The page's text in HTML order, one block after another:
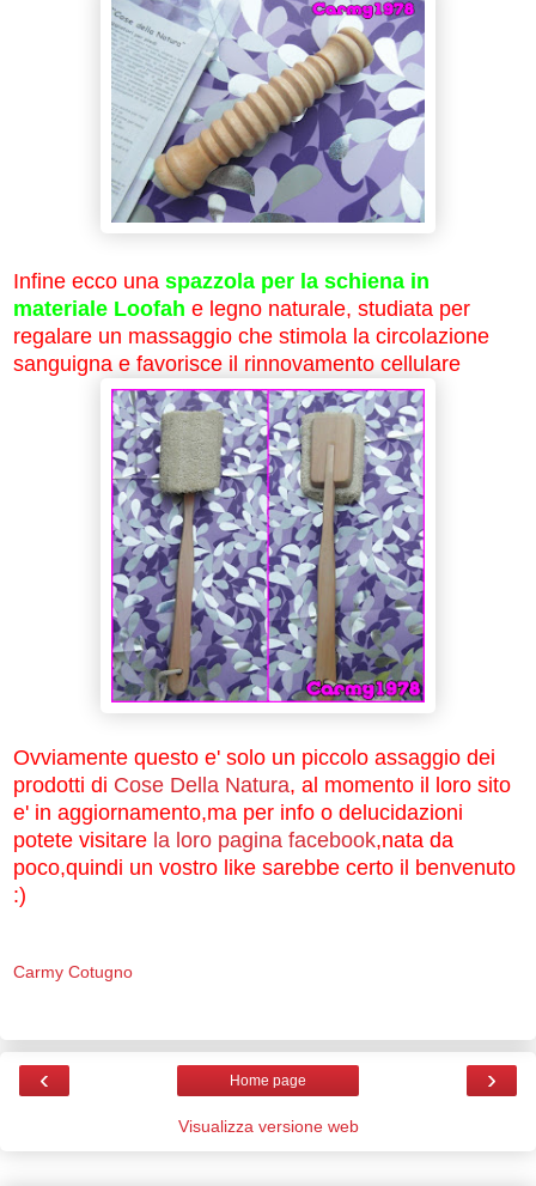
Infine ecco una spazzola per la schiena in
materiale Loofah e legno naturale, studiata per
regalare un massaggio che stimola la circolazione
sanguigna e favorisce il rinnovamento cellulare
Ovviamente questo e' solo un piccolo assaggio dei
prodotti di Cose Della Natura, al momento il loro sito
e' in aggiornamento,ma per info o delucidazioni
potete visitare la loro pagina facebook,nata da
poco,quindi un vostro like sarebbe certo il benvenuto
:)
Carmy Cotugno
‹ ›
Home page
Visualizza versione web